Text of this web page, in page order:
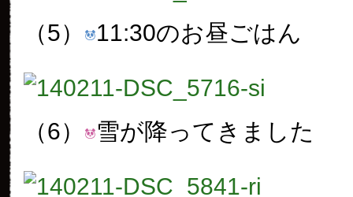
（5） 11:30のお昼ごはん
（6） 雪が降ってきました